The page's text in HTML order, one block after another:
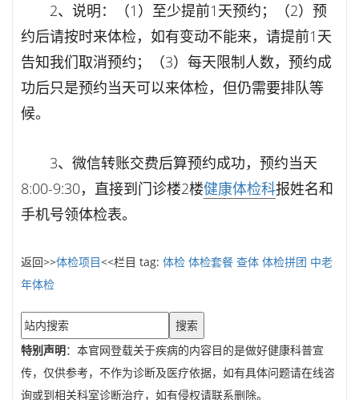
2、说明：（1）至少提前1天预约；（2）预
约后请按时来体检，如有变动不能来，请提前1天
告知我们取消预约；（3）每天限制人数，预约成
功后只是预约当天可以来体检，但仍需要排队等
候。
3、微信转账交费后算预约成功，预约当天
8:00-9:30，直接到门诊楼2楼健康体检科报姓名和
手机号领体检表。
返回>>体检项目<<栏目 tag: 体检 体检套餐 查体 体检拼团 中老
年体检
搜索
特别声明：本官网登载关于疾病的内容目的是做好健康科普宣
传，仅供参考，不作为诊断及医疗依据，如有具体问题请在线咨
询或到相关科室诊断治疗，如有侵权请联系删除。